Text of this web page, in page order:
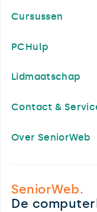
Cursussen
PCHulp
Lidmaatschap
Contact &
Over SeniorWeb
SeniorWeb.
De